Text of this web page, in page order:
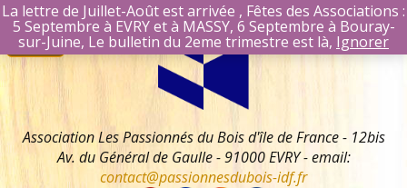
La lettre de Juillet-Août est arrivée , Fêtes des Associations :
5 Septembre à EVRY et à MASSY, 6 Septembre à Bouray-
sur-Juine, Le bulletin du 2eme trimestre est là, Ignorer
Association Les Passionnés du Bois d'île de France - 12bis
Av. du Général de Gaulle - 91000 EVRY - email:
contact@passionnesdubois-idf.fr
Menu
Aller
au
contenu
Se connecter